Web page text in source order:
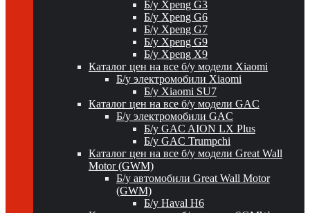
Б/у Xpeng G3
Б/у Xpeng G6
Б/у Xpeng G7
Б/у Xpeng G9
Б/у Xpeng X9
Каталог цен на все б/у модели Xiaomi
Б/у электромобили Xiaomi
Б/у Xiaomi SU7
Каталог цен на все б/у модели GAC
Б/у электромобили GAC
Б/у GAC AION LX Plus
Б/у GAC Trumpchi
Каталог цен на все б/у модели Great Wall
Motor (GWM)
Б/у автомобили Great Wall Motor
(GWM)
Б/у Haval H6